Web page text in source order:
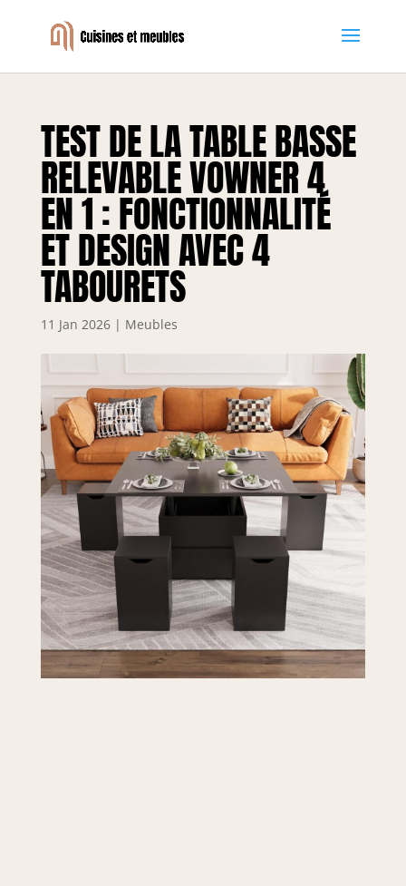
TEST DE LA TABLE BASSE
RELEVABLE VOWNER 4
EN 1 : FONCTIONNALITÉ
ET DESIGN AVEC 4
TABOURETS
11 Jan 2026| Meubles